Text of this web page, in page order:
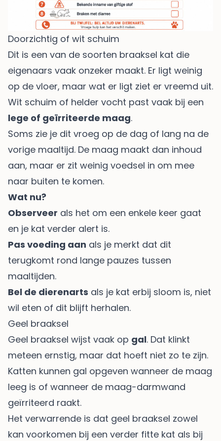
Doorzichtig of wit schuim
Dit is een van de soorten braaksel kat die
eigenaars vaak onzeker maakt. Er ligt weinig
op de vloer, maar wat er ligt ziet er vreemd uit.
Wit schuim of helder vocht past vaak bij een
lege of geïrriteerde maag.
Soms zie je dit vroeg op de dag of lang na de
vorige maaltijd. De maag maakt dan inhoud
aan, maar er zit weinig voedsel in om mee
naar buiten te komen.
Wat nu?
Observeer als het om een enkele keer gaat
en je kat verder alert is.
Pas voeding aan als je merkt dat dit
terugkomt rond lange pauzes tussen
maaltijden.
Bel de dierenarts als je kat erbij sloom is, niet
wil eten of dit blijft herhalen.
Geel braaksel
Geel braaksel wijst vaak op gal. Dat klinkt
meteen ernstig, maar dat hoeft niet zo te zijn.
Katten kunnen gal opgeven wanneer de maag
leeg is of wanneer de maag-darmwand
geïrriteerd raakt.
Het verwarrende is dat geel braaksel zowel
kan voorkomen bij een verder fitte kat als bij